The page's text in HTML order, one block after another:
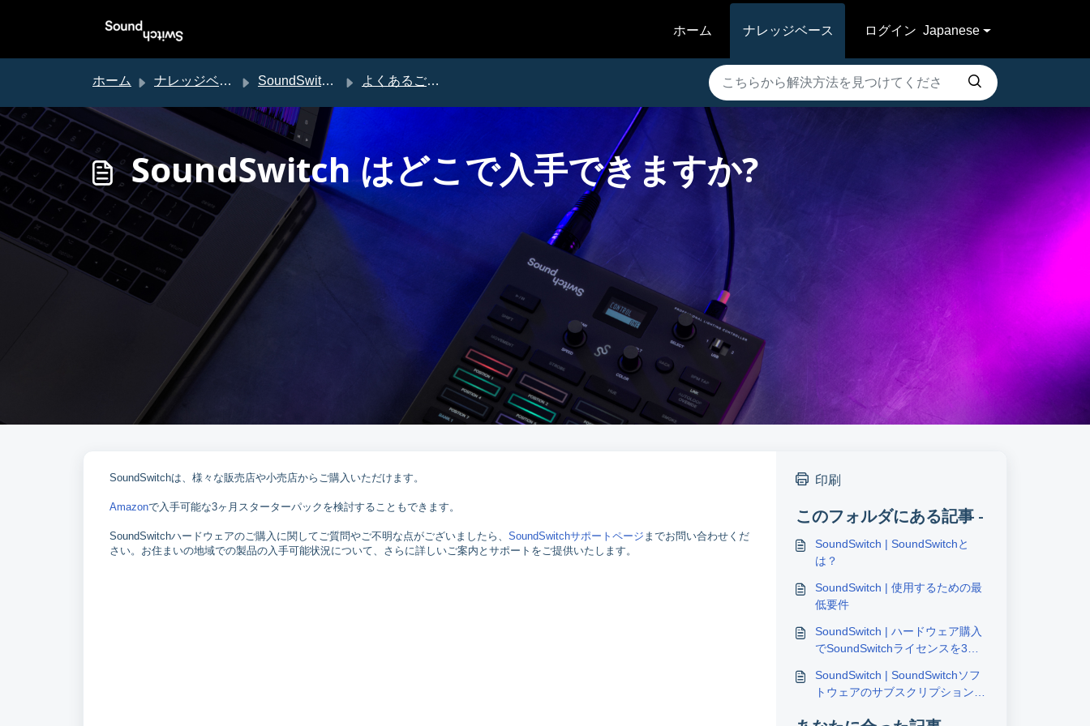
ホーム
ナレッジベース ログイン Japanese
ホーム ナレッジベース SoundSwitch サポート よくあるご質問
SoundSwitch はどこで入手できますか?
SoundSwitchは、様々な販売店や小売店からご購入いただけます。
Amazonで入手可能な3ヶ月スターターパックを検討することもできます。
SoundSwitchハードウェアのご購入に関してご質問やご不明な点がございましたら、 SoundSwitchサポートページ までお問い合わせくだ
さい。お住まいの地域での製品の入手可能状況について、さらに詳しいご案内とサポートをご提供いたします。
印刷
このフォルダにある記事 -
SoundSwitch | SoundSwitchと
は？
SoundSwitch | 使用するための最
低要件
SoundSwitch | ハードウェア購入
でSoundSwitchライセンスを3ヶ
法
SoundSwitch | SoundSwitchソフ
トウェアのサブスクリプションに